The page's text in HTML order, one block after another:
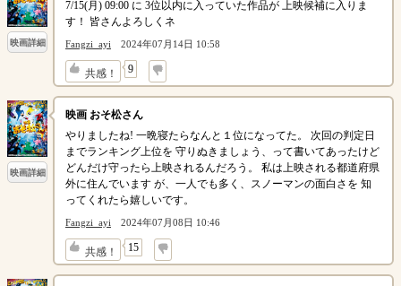
映画詳細
7/15(月) 09:00 に 3位以内に入っていた作品が 上映候補に入りま
す！ 皆さんよろしくネ
Fangzi_ayi 2024年07月14日 10:58
共感！ 9
↓
映画詳細
映画 おそ松さん
やりましたね! 一晩寝たらなんと１位になってた。 次回の判定日
までランキング上位を 守りぬきましょう、って書いてあったけど
どんだけ守ったら上映されるんだろう。 私は上映される都道府県
外に住んでいます が、一人でも多く、スノーマンの面白さを 知
ってくれたら嬉しいです。
Fangzi_ayi 2024年07月08日 10:46
共感！ 15
↓